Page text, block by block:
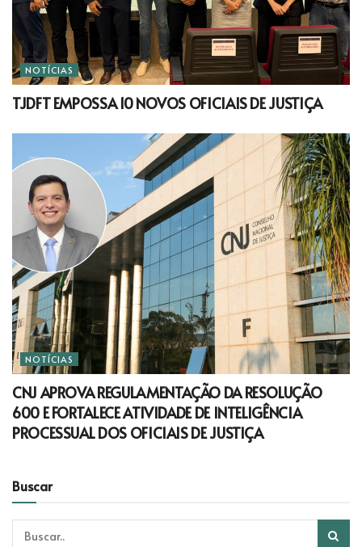
NOTÍCIAS
TJDFT EMPOSSA 10 NOVOS OFICIAIS DE JUSTIÇA
NOTÍCIAS
CNJ APROVA REGULAMENTAÇÃO DA RESOLUÇÃO
600 E FORTALECE ATIVIDADE DE INTELIGÊNCIA
PROCESSUAL DOS OFICIAIS DE JUSTIÇA
Buscar